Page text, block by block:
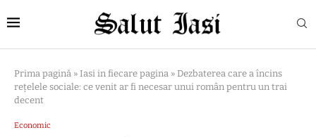
Prima pagină » Iasi in fiecare pagina » Dezbaterea care a încins
rețelele sociale: ce venit ar fi necesar unui român pentru un trai
decent
Economic